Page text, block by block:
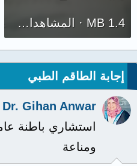
1.4 MB · المشاهدات: 291
إجابة الطاقم الطبي
Dr. Gihan Anwar
استشاري باطنة
ومناعة